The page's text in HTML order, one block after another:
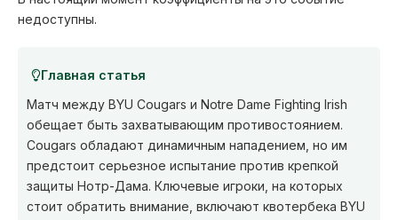
недоступны.
Главная статья
Матч между BYU Cougars и Notre Dame Fighting Irish
обещает быть захватывающим противостоянием.
Cougars обладают динамичным нападением, но им
предстоит серьезное испытание против крепкой
защиты Нотр-Дама. Ключевые игроки, на которых
стоит обратить внимание, включают квотербека BYU